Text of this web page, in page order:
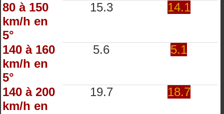
80 à 150
km/h en
5°
15.3 14.1
140 à 160
km/h en
5°
5.6 5.1
140 à 200
km/h en
19.7 18.7